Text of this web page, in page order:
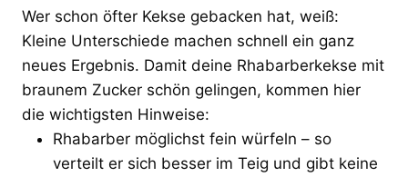
Wer schon öfter Kekse gebacken hat, weiß:
Kleine Unterschiede machen schnell ein ganz
neues Ergebnis. Damit deine Rhabarberkekse mit
braunem Zucker schön gelingen, kommen hier
die wichtigsten Hinweise:
Rhabarber möglichst fein würfeln – so
verteilt er sich besser im Teig und gibt keine